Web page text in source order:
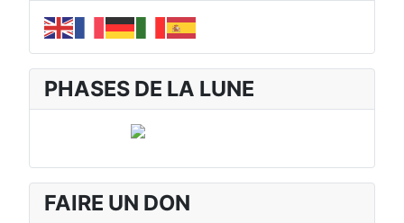
PHASES DE LA LUNE
FAIRE UN DON